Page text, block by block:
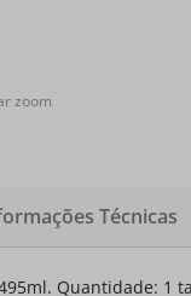
zoom
Técnicas
Quantidade: 1